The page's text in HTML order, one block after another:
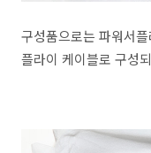
구성품으로는 파워서
플라이 케이블로 구성